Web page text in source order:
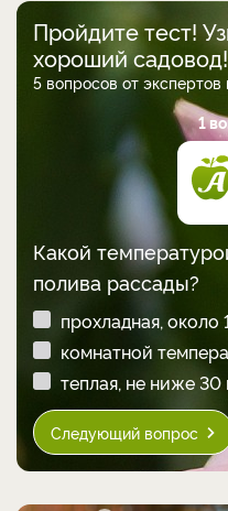
Пройдите тест!
хороший садовод!
5 вопросов от
1
Какой
полива рассады?
прохладная, около
комнатной
теплая, не ниже 30
Следующий вопрос